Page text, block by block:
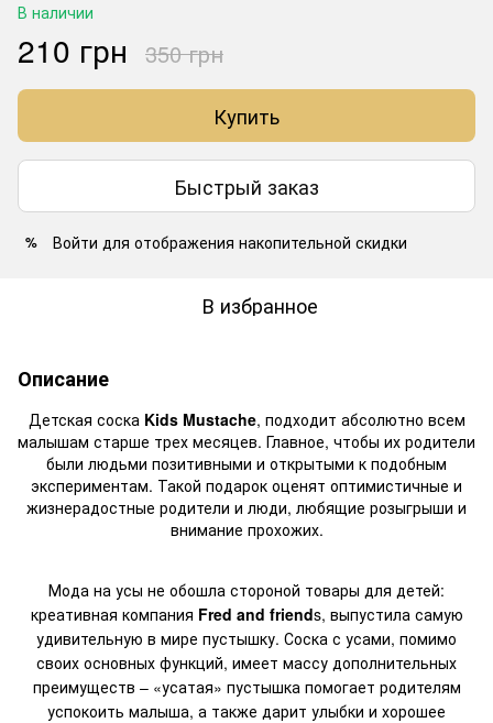
В наличии
210 грн 350 грн
Купить
Быстрый заказ
% Войти для отображения накопительной скидки
В избранное
Описание
Детская соска Kids Mustache, подходит абсолютно всем
малышам старше трех месяцев. Главное, чтобы их родители
были людьми позитивными и открытыми к подобным
экспериментам. Такой подарок оценят оптимистичные и
жизнерадостные родители и люди, любящие розыгрыши и
внимание прохожих.
Мода на усы не обошла стороной товары для детей:
креативная компания Fred and friends, выпустила самую
удивительную в мире пустышку. Соска с усами, помимо
своих основных функций, имеет массу дополнительных
преимуществ – «усатая» пустышка помогает родителям
успокоить малыша, а также дарит улыбки и хорошее